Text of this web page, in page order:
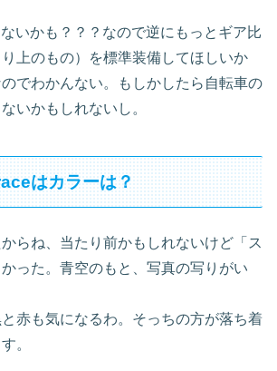
いかも？？？なので逆にもっとギア比
上のもの）を標準装備してほしいか
でわかんない。もしかしたら自転車の
いかもしれないし。
はカラーは？
らね、当たり前かもしれないけど「ス
った。青空のもと、写真の写りがい
赤も気になるわ。そっちの方が落ち着
。